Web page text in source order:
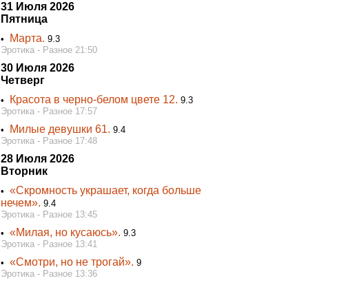
31 Июля 2026
Пятница
• Марта. 9.3
Эротика - Разное 21:50
30 Июля 2026
Четверг
• Красота в черно-белом цвете 12. 9.3
Эротика - Разное 17:57
•
Милые девушки 61. 9.4
Эротика - Разное 17:48
28 Июля 2026
Вторник
• «Скромность украшает, когда больше
нечем». 9.4
Эротика - Разное 13:45
• «Милая, но кусаюсь». 9.3
Эротика - Разное 13:41
• «Смотри, но не трогай». 9
Эротика - Разное 13:36